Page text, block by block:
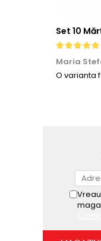
Maria
O varianta